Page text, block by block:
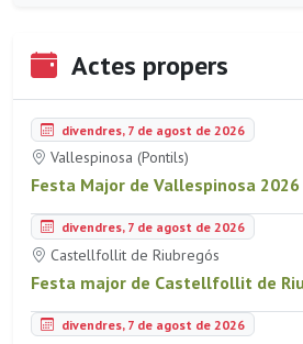
Actes propers
divendres, 7 de agost de 2026
Vallespinosa (Pontils)
Festa Major de Vallespinosa 2026
divendres, 7 de agost de 2026
Castellfollit de Riubregós
Festa major de Castellfollit de
divendres, 7 de agost de 2026